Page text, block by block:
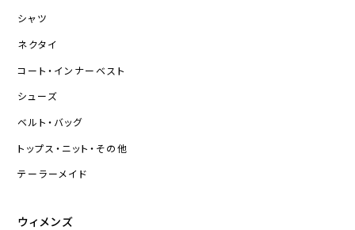
シャツ
ネクタイ
コート・インナーベスト
シューズ
ベルト・バッグ
トップス・ニット・その他
テーラーメイド
ウィメンズ